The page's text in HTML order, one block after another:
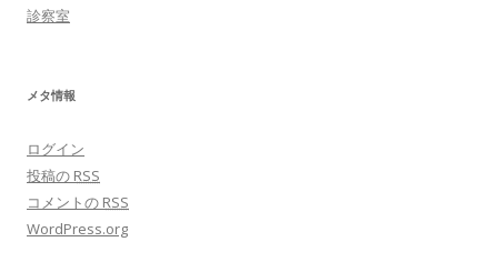
診察室
メタ情報
ログイン
投稿の RSS
コメントの RSS
WordPress.org